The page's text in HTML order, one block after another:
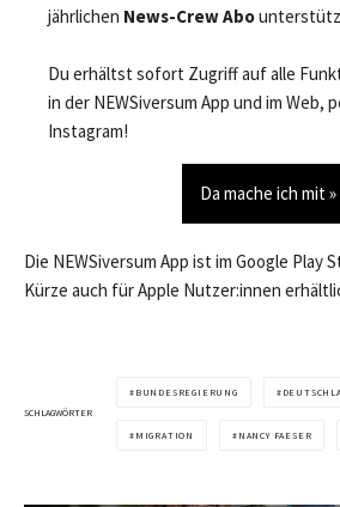
jährlichen News-Crew Abo
Du erhältst sofort Zugriff auf alle
in der NEWSiversum App und im Web,
Instagram!
Da mache ich mit »
Die NEWSiversum App ist im Google Play
Kürze auch für Apple Nutzer:innen
SCHLAGWÖRTER
BUNDESREGIERUNG
MIGRATION NANCY FAESER